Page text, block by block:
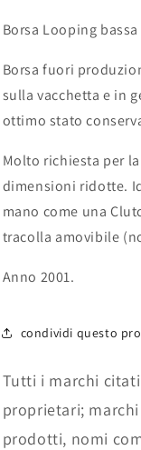
i
a
Borsa Looping
Borsa fuori
sulla vacchetta e in
ottimo stato
Molto richiesta per
dimensioni ridotte.
mano come una
tracolla amovibile
Anno 2001.
condividi questo
Tutti i marchi
proprietari;
prodotti, nomi